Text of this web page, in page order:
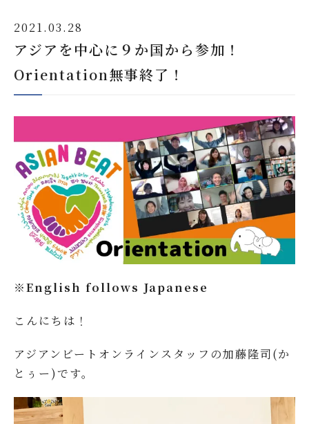
事業内容
新着情報
2021.03.28
アジアを中心に９か国から参加！
Orientation無事終了！
※English follows Japanese
こんにちは！
アジアンビートオンラインスタッフの加藤隆司(か
とぅー)です。